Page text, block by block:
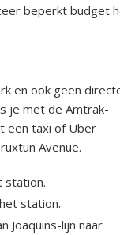
beperkt budget
en ook geen
je met de Amtrak-
een taxi of Uber
Avenue.
station.
station.
Joaquins-lijn naar